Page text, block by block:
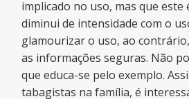
implicado no uso, mas que este
diminui de intensidade com o
glamourizar o uso, ao
as informações seguras. Não
que educa-se pelo exemplo.
tabagistas na família, é